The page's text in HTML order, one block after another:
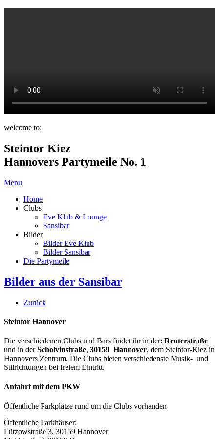
welcome to:
Steintor Kiez
Hannovers Partymeile No. 1
Menu
Home
Clubs
Eve Klub & Lounge
Sansibar
Bilder
Bilder Eve Klub
Bilder Sansibar
Die Partymeile
Bilder aus der Sansibar
Zurück
Steintor Hannover
Die verschiedenen Clubs und Bars findet ihr in der: Reuterstraße
und in derScholvinstraße, 30159 Hannover, dem Steintor-Kiez in
Hannovers Zentrum. Die Clubs bieten verschiedenste Musik- und
Stilrichtungen bei freiem Eintritt.
Anfahrt mit dem PKW
Öffentliche Parkplätze rund um die Clubs vorhanden
Öffentliche Parkhäuser:
Lützowstraße 3, 30159 Hannover